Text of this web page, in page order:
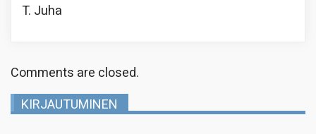
T. Juha
Comments are closed.
KIRJAUTUMINEN